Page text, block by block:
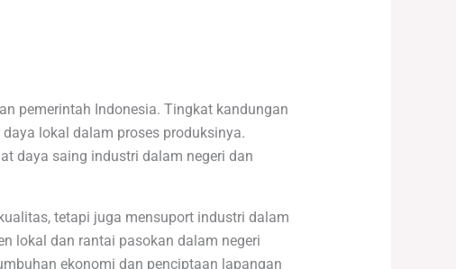
pemerintah Indonesia. Tingkat kandungan
lokal dalam proses produksinya.
daya saing industri dalam negeri dan
tetapi juga mensuport industri dalam
lokal dan rantai pasokan dalam negeri
ekonomi dan penciptaan lapangan